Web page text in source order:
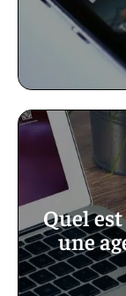
Quel
une